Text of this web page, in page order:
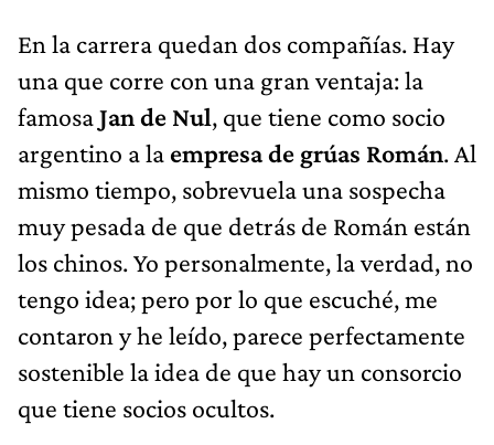
En la carrera quedan dos compañías. Hay
una que corre con una gran ventaja: la
famosaJan de Nul, que tiene como socio
argentino a la empresa de grúas Román. Al
mismo tiempo, sobrevuela una sospecha
muy pesada de que detrás de Román están
los chinos. Yo personalmente, la verdad, no
tengo idea; pero por lo que escuché, me
contaron y he leído, parece perfectamente
sostenible la idea de que hay un consorcio
que tiene socios ocultos.